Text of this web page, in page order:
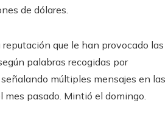
de dólares.
que le han provocado las
palabras recogidas por
múltiples mensajes en las
mes pasado. Mintió el domingo.